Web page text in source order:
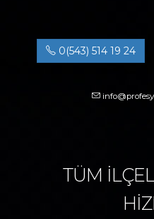
0(543) 514 19 24
TÜM